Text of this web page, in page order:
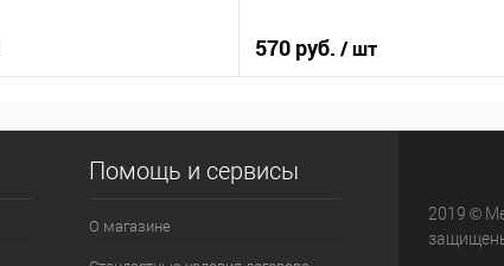
570 руб. / шт
Помощь и сервисы
О магазине
2019 ©